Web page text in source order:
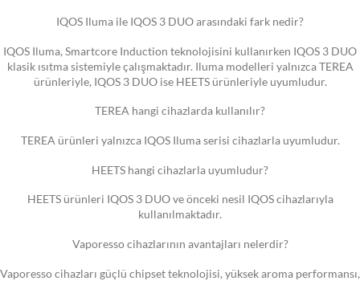
IQOS Iluma ile IQOS 3 DUO arasındaki fark nedir?
IQOS Iluma, Smartcore Induction teknolojisini kullanırken IQOS 3 DUO
klasik ısıtma sistemiyle çalışmaktadır. Iluma modelleri yalnızca TEREA
ürünleriyle, IQOS 3 DUO ise HEETS ürünleriyle uyumludur.
TEREA hangi cihazlarda kullanılır?
TEREA ürünleri yalnızca IQOS Iluma serisi cihazlarla uyumludur.
HEETS hangi cihazlarla uyumludur?
HEETS ürünleri IQOS 3 DUO ve önceki nesil IQOS cihazlarıyla
kullanılmaktadır.
Vaporesso cihazlarının avantajları nelerdir?
Vaporesso cihazları güçlü chipset teknolojisi, yüksek aroma performansı,